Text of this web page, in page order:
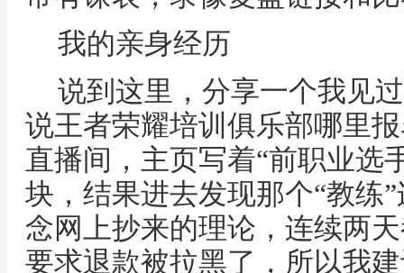
我的亲身经历
说到这里，分享一个我见
说王者荣耀培训俱乐部哪里
直播间，主页写着“前职业选
块，结果进去发现那个“教练
念网上抄来的理论，连续两
要求退款被拉黑了，所以我